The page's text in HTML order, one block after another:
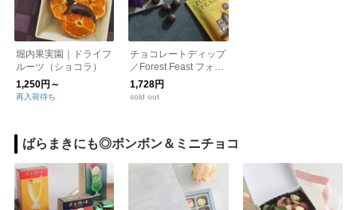
堀内果実園｜ドライフ
ルーツ（ショコラ）
1,250円～
再入荷待ち
チョコレートディップ
／Forest Feast フォレ
ストフィースト バレ
ンタイン
1,728円
sold out
ばらまきにも◎ボンボン＆ミニチョコ